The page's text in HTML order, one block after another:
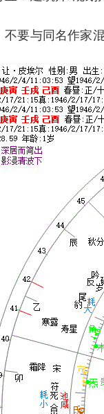
要与同名作家